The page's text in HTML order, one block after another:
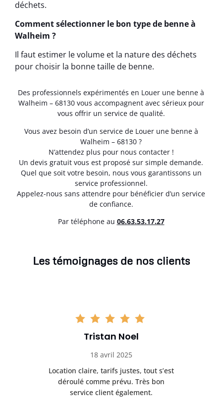
déchets.
Comment sélectionner le bon type de benne à
Walheim ?
Il faut estimer le volume et la nature des déchets
pour choisir la bonne taille de benne.
Des professionnels expérimentés en Louer une benne à
Walheim – 68130 vous accompagnent avec sérieux pour
vous offrir un service de qualité.
Vous avez besoin d’un service de Louer une benne à
Walheim – 68130 ?
N’attendez plus pour nous contacter !
Un devis gratuit vous est proposé sur simple demande.
Quel que soit votre besoin, nous vous garantissons un
service professionnel.
Appelez-nous sans attendre pour bénéficier d’un service
de confiance.
Par téléphone au 06.63.53.17.27
Les témoignages de nos clients
Tristan Noel
18 avril 2025
Location claire, tarifs justes, tout s’est
déroulé comme prévu. Très bon
service client également.